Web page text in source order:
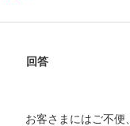
回答
お客さまにはご不便